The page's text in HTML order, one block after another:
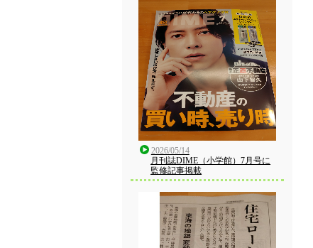
2026/05/14
月刊誌DIME（小学館）7月号に
監修記事掲載